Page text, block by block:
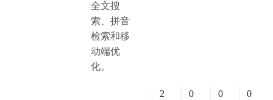
全文搜
索、拼音
检索和移
动端优
化。
2
0
0
0